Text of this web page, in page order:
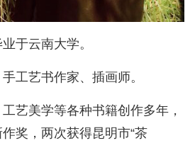
于云南大学。
工艺书作家、插画师。
艺美学等各种书籍创作多年，
奖，两次获得昆明市“茶